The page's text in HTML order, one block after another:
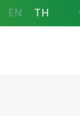
EN TH